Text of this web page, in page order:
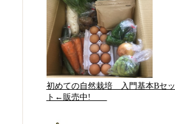
初めての自然栽培 入門基本Bセッ
ト←販売中!